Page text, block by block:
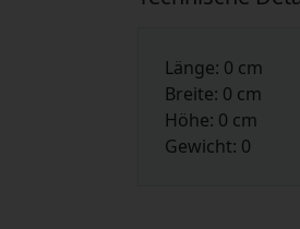
Länge: 0 cm
Breite: 0 cm
Höhe: 0 cm
Gewicht: 0